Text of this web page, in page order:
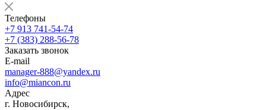
Телефоны
+7 913 741-54-74
+7 (383) 288-56-78
Заказать звонок
E-mail
manager-888@yandex.ru
info@miancon.ru
Адрес
г. Новосибирск,